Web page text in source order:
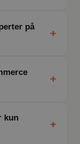
på
+
+
kun
+